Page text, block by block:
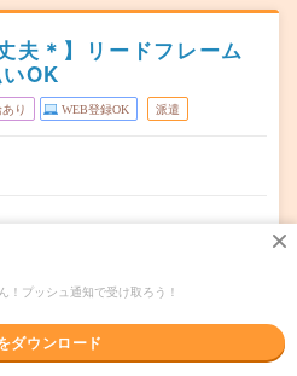
夫＊】リードフレーム
OK
り WEB登録OK 派遣
方、大歓迎！
！プッシュ通知で受け取ろう！
ダウンロード